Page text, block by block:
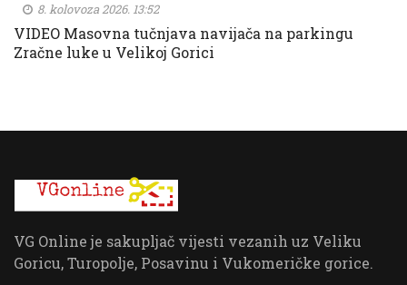
8. kolovoza 2026. 13:52
VIDEO Masovna tučnjava navijača na parkingu
Zračne luke u Velikoj Gorici
VG Online je sakupljač vijesti vezanih uz Veliku
Goricu, Turopolje, Posavinu i Vukomeričke gorice.